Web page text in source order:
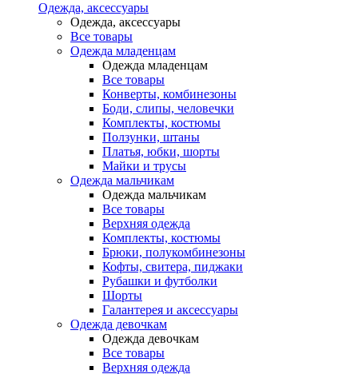
Одежда, аксессуары
Одежда, аксессуары
Все товары
Одежда младенцам
Одежда младенцам
Все товары
Конверты, комбинезоны
Боди, слипы, человечки
Комплекты, костюмы
Ползунки, штаны
Платья, юбки, шорты
Майки и трусы
Одежда мальчикам
Одежда мальчикам
Все товары
Верхняя одежда
Комплекты, костюмы
Брюки, полукомбинезоны
Кофты, свитера, пиджаки
Рубашки и футболки
Шорты
Галантерея и аксессуары
Одежда девочкам
Одежда девочкам
Все товары
Верхняя одежда